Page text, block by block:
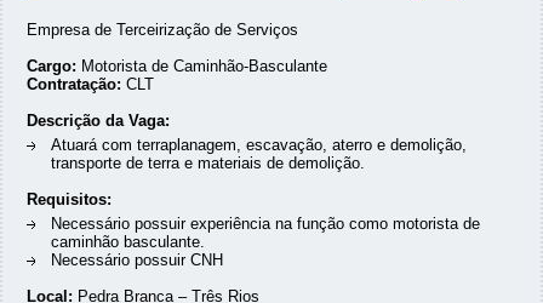
Empresa de Terceirização de Serviços
Cargo: Motorista de Caminhão-Basculante
Contratação: CLT
Descrição da Vaga:
Atuará com terraplanagem, escavação, aterro e demolição,
transporte de terra e materiais de demolição.
Requisitos:
Necessário possuir experiência na função como motorista de
caminhão basculante.
Necessário possuir CNH
Local: Pedra Branca – Três Rios